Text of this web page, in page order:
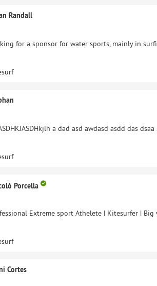
Randall
for a sponsor for water sports, mainly in
a dad asd awdasd asdd das
Porcella
Extreme sport Athelete | Kitesurfer |
Cortes